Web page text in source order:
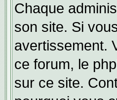
Chaque
son site. Si
avertissement.
ce forum, le
sur ce site.